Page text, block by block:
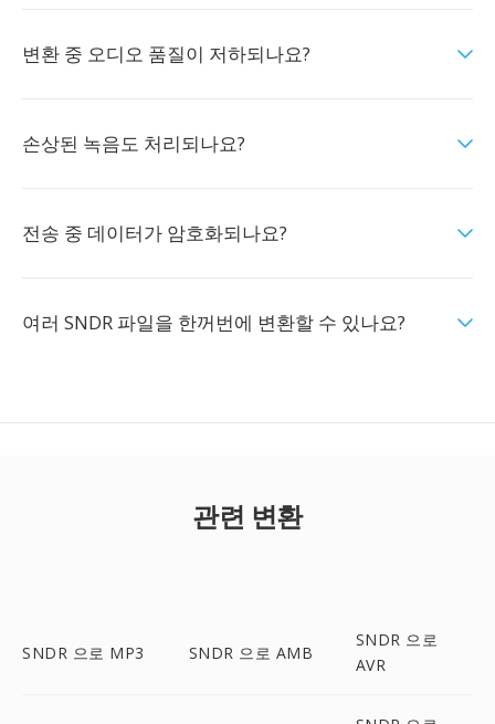
변환 중 오디오 품질이 저하되나요?
손상된 녹음도 처리되나요?
전송 중 데이터가 암호화되나요?
여러 SNDR 파일을 한꺼번에 변환할 수 있나요?
관련 변환
SNDR 으로 MP3 SNDR 으로 AMB
SNDR 으로
AVR